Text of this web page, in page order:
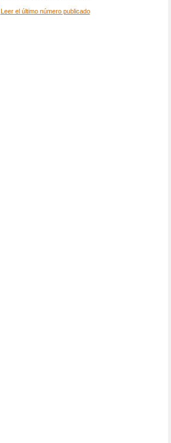
Leer el último número publicado